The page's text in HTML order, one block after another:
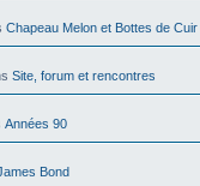
Chapeau Melon et Bottes de Cuir
Site, forum et rencontres
Années 90
Bond